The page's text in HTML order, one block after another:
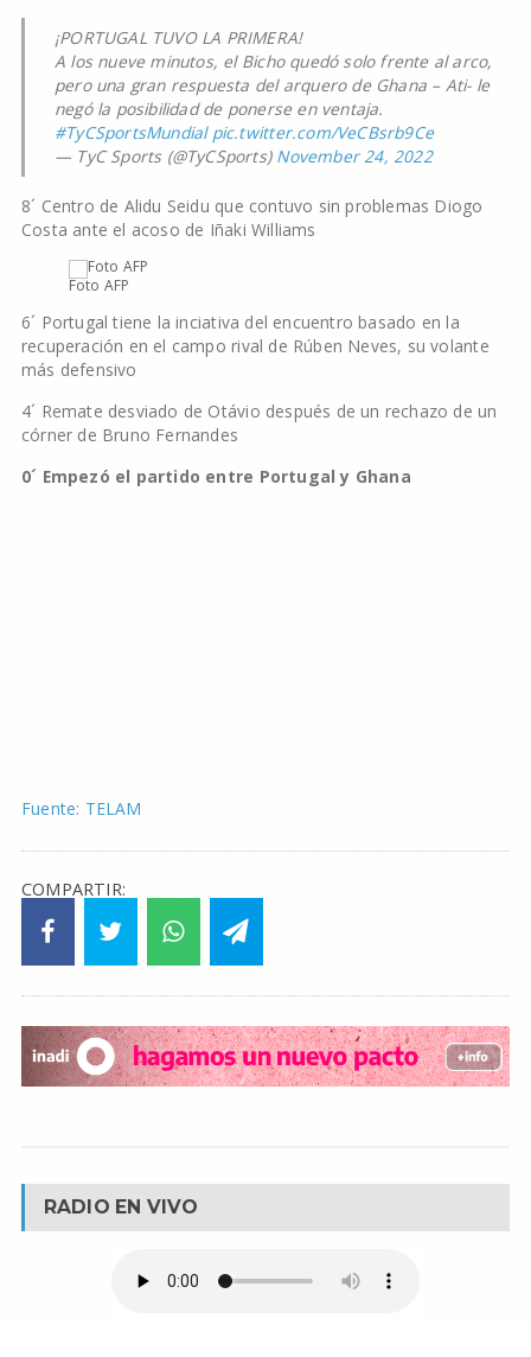
¡PORTUGAL TUVO LA PRIMERA!
A los nueve minutos, el Bicho quedó solo frente al arco,
pero una gran respuesta del arquero de Ghana – Ati- le
negó la posibilidad de ponerse en ventaja.
#TyCSportsMundial pic.twitter.com/VeCBsrb9Ce
— TyC Sports (@TyCSports) November 24, 2022
8´ Centro de Alidu Seidu que contuvo sin problemas Diogo
Costa ante el acoso de Iñaki Williams
Foto AFP
6´ Portugal tiene la inciativa del encuentro basado en la
recuperación en el campo rival de Rúben Neves, su volante
más defensivo
4´ Remate desviado de Otávio después de un rechazo de un
córner de Bruno Fernandes
0´ Empezó el partido entre Portugal y Ghana
Fuente: TELAM
COMPARTIR:
RADIO EN VIVO